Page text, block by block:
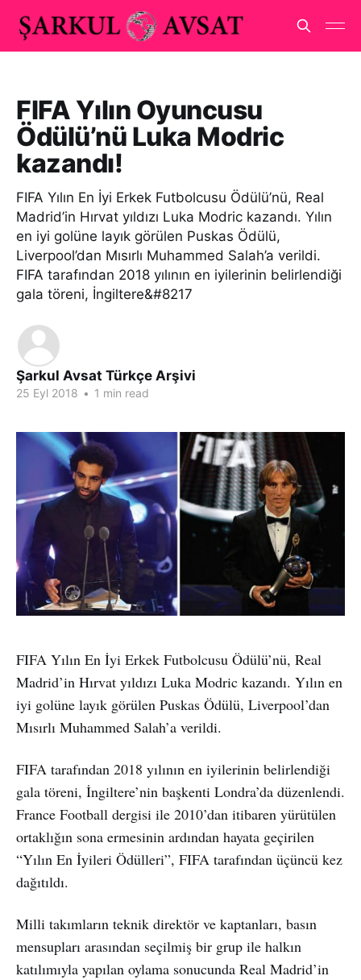
FIFA Yılın Oyuncusu
Ödülü’nü Luka Modric
kazandı!
FIFA Yılın En İyi Erkek Futbolcusu Ödülü’nü, Real
Madrid’in Hırvat yıldızı Luka Modric kazandı. Yılın
en iyi golüne layık görülen Puskas Ödülü,
Liverpool’dan Mısırlı Muhammed Salah’a verildi.
FIFA tarafından 2018 yılının en iyilerinin belirlendiği
gala töreni, İngiltere&#8217
Şarkul Avsat Türkçe Arşivi
25 Eyl 2018 • 1 min read
FIFA Yılın En İyi Erkek Futbolcusu Ödülü’nü, Real
Madrid’in Hırvat yıldızı Luka Modric kazandı. Yılın en
iyi golüne layık görülen Puskas Ödülü, Liverpool’dan
Mısırlı Muhammed Salah’a verildi.
FIFA tarafından 2018 yılının en iyilerinin belirlendiği
gala töreni, İngiltere’nin başkenti Londra’da düzenlendi.
France Football dergisi ile 2010’dan itibaren yürütülen
ortaklığın sona ermesinin ardından hayata geçirilen
“Yılın En İyileri Ödülleri”, FIFA tarafından üçüncü kez
dağıtıldı.
Milli takımların teknik direktör ve kaptanları, basın
mensupları arasından seçilmiş bir grup ile halkın
katılımıyla yapılan oylama sonucunda Real Madrid’in